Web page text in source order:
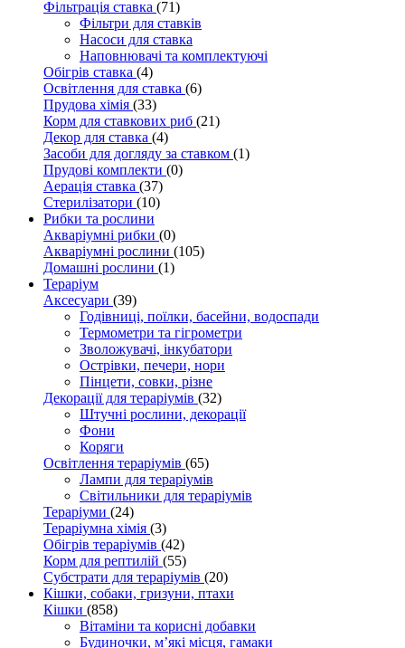
Фільтрація ставка (71)
Фільтри для ставків
Насоси для ставка
Наповнювачі та комплектуючі
Обігрів ставка (4)
Освітлення для ставка (6)
Прудова хімія (33)
Корм для ставкових риб (21)
Декор для ставка (4)
Засоби для догляду за ставком (1)
Прудові комплекти (0)
Аерація ставка (37)
Стерилізатори (10)
Рибки та рослини
Акваріумні рибки (0)
Акваріумні рослини (105)
Домашні рослини (1)
Тераріум
Аксесуари (39)
Годівниці, поїлки, басейни, водоспади
Термометри та гігрометри
Зволожувачі, інкубатори
Острівки, печери, нори
Пінцети, совки, різне
Декорації для тераріумів (32)
Штучні рослини, декорації
Фони
Коряги
Освітлення тераріумів (65)
Лампи для тераріумів
Світильники для тераріумів
Тераріуми (24)
Тераріумна хімія (3)
Обігрів тераріумів (42)
Корм для рептилій (55)
Субстрати для тераріумів (20)
Кішки, собаки, гризуни, птахи
Кішки (858)
Вітаміни та корисні добавки
Будиночки, м’які місця, гамаки